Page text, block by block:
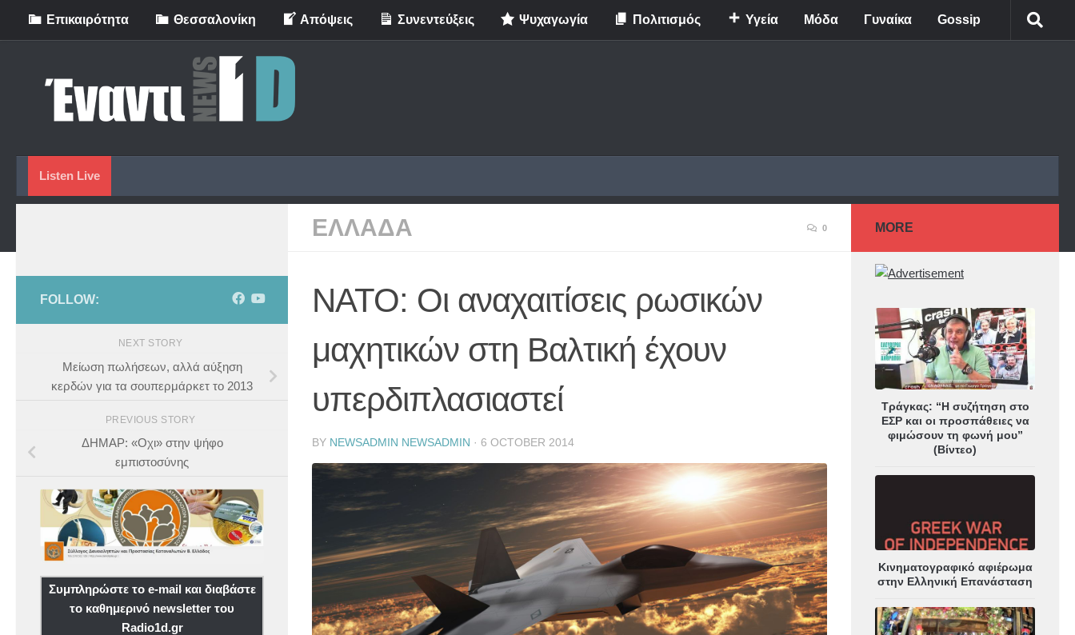
Skip to content
Eπικαιρότητα Θεσσαλονίκη Απόψεις Συνεντεύξεις Ψυχαγωγία Πολιτισμός Υγεία Μόδα Γυναίκα Gossip
Listen Live
ΕΛΛΑΔΑ 0
NATO: Οι αναχαιτίσεις ρωσικών
μαχητικών στη Βαλτική έχουν
υπερδιπλασιαστεί
BY NEWSADMIN NEWSADMIN · 6 OCTOBER 2014
FOLLOW:
NEXT STORY
Μείωση πωλήσεων, αλλά αύξηση
κερδών για τα σουπερμάρκετ το 2013
PREVIOUS STORY
ΔΗΜΑΡ: «Οχι» στην ψήφο
εμπιστοσύνης
Συμπληρώστε το e-mail και διαβάστε
το καθημερινό newsletter του
Radio1d.gr
MORE
Τράγκας: “Η συζήτηση στο
ΕΣΡ και οι προσπάθειες να
φιμώσουν τη φωνή μου”
(Βίντεο)
Κινηματογραφικό αφιέρωμα
στην Ελληνική Επανάσταση